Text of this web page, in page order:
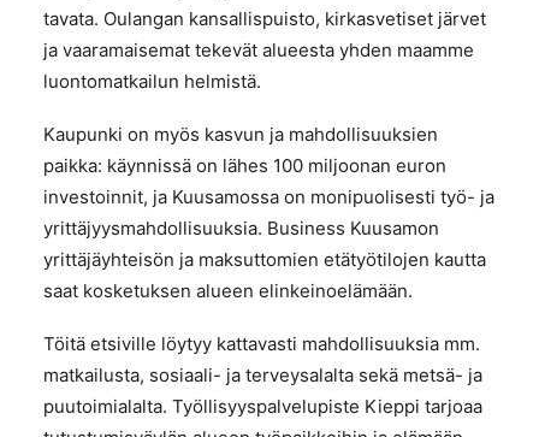
tavata. Oulangan kansallispuisto, kirkasvetiset järvet
ja vaaramaisemat tekevät alueesta yhden maamme
luontomatkailun helmistä.
Kaupunki on myös kasvun ja mahdollisuuksien
paikka: käynnissä on lähes 100 miljoonan euron
investoinnit, ja Kuusamossa on monipuolisesti työ- ja
yrittäjyysmahdollisuuksia. Business Kuusamon
yrittäjäyhteisön ja maksuttomien etätyötilojen kautta
saat kosketuksen alueen elinkeinoelämään.
Töitä etsiville löytyy kattavasti mahdollisuuksia mm.
matkailusta, sosiaali- ja terveysalalta sekä metsä- ja
puutoimialalta. Työllisyyspalvelupiste Kieppi tarjoaa